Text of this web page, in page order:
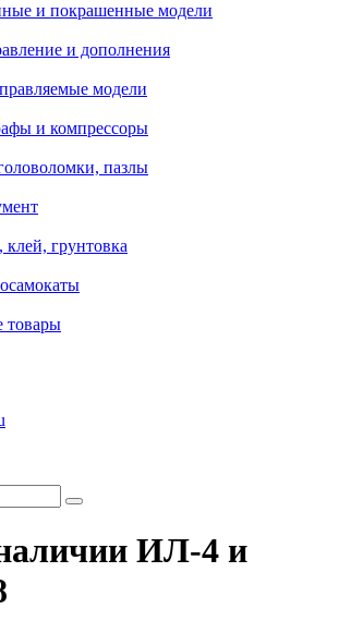
и покрашенные модели
и дополнения
модели
и компрессоры
пазлы
клей, грунтовка
товары
ИЛ-4 и